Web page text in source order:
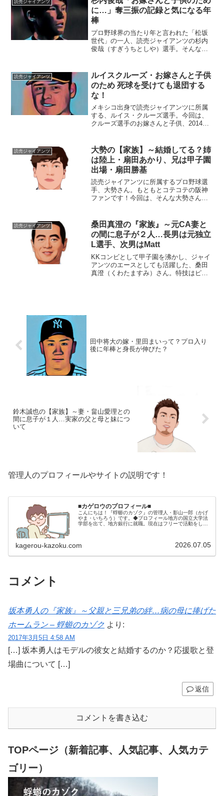
読売ジャイアンツ
に…」奪三振の記録と気になる年
棒
プロ野球界の当たり年と言われた「松坂
世代」の一人、読売ジャイアンツの杉内
俊哉（すぎうちとしや）選手。そんな杉
の？杉内俊哉選手のお嫁さんは、福岡の
ホークス情報番組のレポ...
読売ジャイアンツ
ルイスクルーズ・お嫁さんと子供
のため 死球を受けても退団する
な！
メキシコ出身で読売ジャイアンツに所属
する、ルイス・クルーズ選手。今回は、
クルーズ選手のお嫁さんと子供、2014年
助っ人外国人選手のルイス・クルーズ選
手。クルーズ選手の...
読売ジャイアンツ
大勢の【家族】～結婚してる？姉
は陸上・扇田あかり、兄は甲子園
出場・扇田勝基
読売ジャイアンツに所属するプロ野球選
手、大勢さん。もともとコテコテの阪神
ファンです！今回は、そんな大勢さんを
月日：1999年〈平成11年〉6月29日身長
体重：181cm/...
読売ジャイアンツ
桑田真澄の『家族』～元CA妻と
の間に息子が２人…長男は元独立
L選手、次男はMatt
KKコンビとして甲子園を沸かし、ジャイ
アンツのエースとしても活躍した、桑田
真澄（くわたますみ）さん。特技はピア
田中将大の嫁・里田まいって？プロ入り
後に年棒と身長が伸びた？
鈴木誠也の【家族】～妻・畠山愛理との
間に息子が１人…実家の父と母と妹につ
いて
管理人のプロフィールやサイトの説明です！
■カゲロウのプロフィール■
こんにちは！『蜉蝣のカゾク』の管理人・影山一郎（かげ
やま・いちろう）です。◆プロフィール地方の国立大学法
学部を出て、地方銀行に就職。現在はフリーで活動をして
kagerou-kazoku.com 2026.07.05
コメント
坂本勇人の『家族』～父親と三兄弟の絆…病の母に捧げた
ホームラン – 蜉蝣のカゾク より:
2017年3月5日 4:58 AM
[…] 坂本勇人はモデルの彼女と結婚するのか？応援歌と登
場曲について […]
返信
コメントを書き込む
TOPページ（新着記事、人気記事、人気カテ
ゴリー）